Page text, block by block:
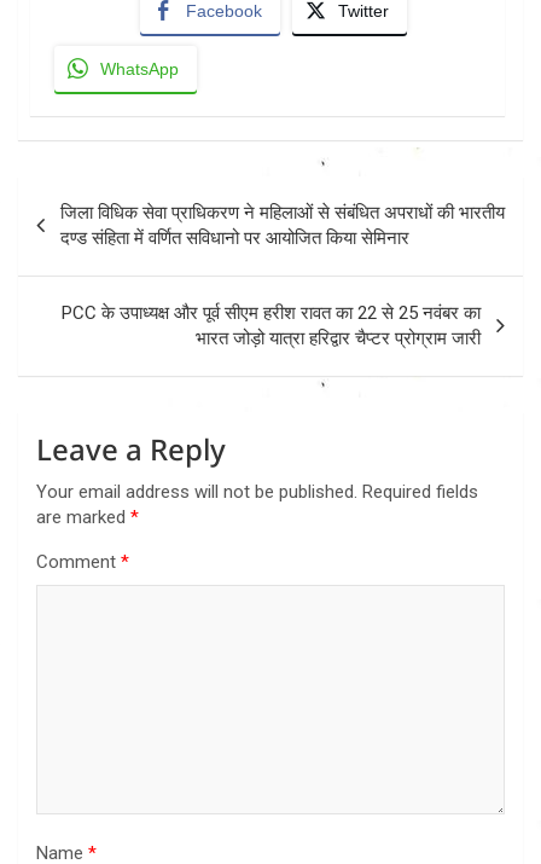
Facebook Twitter
WhatsApp
Post
navigation
जिला विधिक सेवा प्राधिकरण ने महिलाओं से संबंधित अपराधों की भारतीय
दण्ड संहिता में वर्णित सविधानो पर आयोजित किया सेमिनार
PCC के उपाध्यक्ष और पूर्व सीएम हरीश रावत का 22 से 25 नवंबर का
भारत जोड़ो यात्रा हरिद्वार चैप्टर प्रोग्राम जारी
Leave a Reply
Your email address will not be published. Required fields
are marked *
Comment *
Name *